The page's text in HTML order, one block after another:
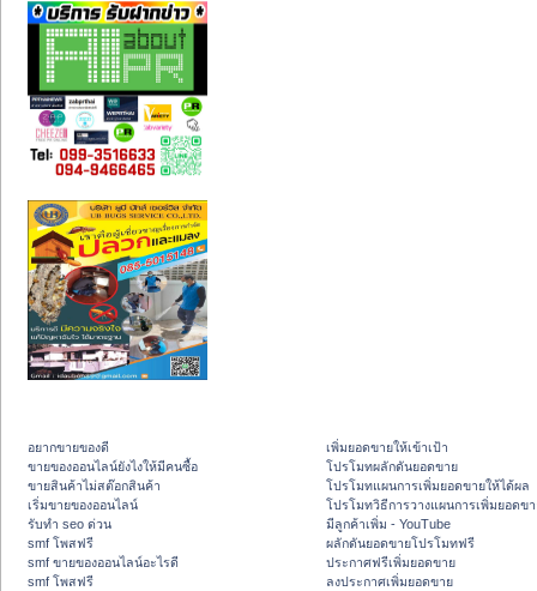
อยากขายของดี
ขายของออนไลน์ยังไงให้มีคนซื้อ
ขายสินค้าไม่สต๊อกสินค้า
เริ่มขายของออนไลน์
รับทำ seo ด่วน
smf โพสฟรี
smf ขายของออนไลน์อะไรดี
smf โพสฟรี
เพิ่มยอดขายให้เข้าเป้า
โปรโมทผลักดันยอดขาย
โปรโมทแผนการเพิ่มยอดขายให้ได้ผล
โปรโมทวิธีการวางแผนการเพิ่มยอดข
มีลูกค้าเพิ่ม - YouTube
ผลักดันยอดขายโปรโมทฟรี
ประกาศฟรีเพิ่มยอดขาย
ลงประกาศเพิ่มยอดขาย